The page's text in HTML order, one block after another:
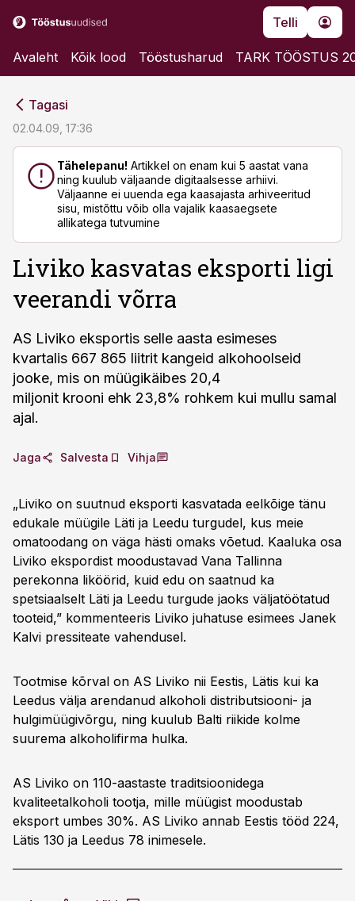
Telli
Avaleht Kõik lood Tööstusharud TARK TÖÖSTUS
Tagasi
02.04.09, 17:36
Tähelepanu! Artikkel on enam kui 5 aastat vana
ning kuulub väljaande digitaalsesse arhiivi.
Väljaanne ei uuenda ega kaasajasta arhiveeritud
sisu, mistõttu võib olla vajalik kaasaegsete
allikatega tutvumine
Liviko kasvatas eksporti ligi
veerandi võrra
AS Liviko eksportis selle aasta esimeses
kvartalis 667 865 liitrit kangeid alkohoolseid
jooke, mis on müügikäibes 20,4
miljonit krooni ehk 23,8% rohkem kui mullu samal
ajal.
Jaga Salvesta Vihja
„Liviko on suutnud eksporti kasvatada eelkõige tänu
edukale müügile Läti ja Leedu turgudel, kus meie
omatoodang on väga hästi omaks võetud. Kaaluka osa
Liviko ekspordist moodustavad Vana Tallinna
perekonna liköörid, kuid edu on saatnud ka
spetsiaalselt Läti ja Leedu turgude jaoks väljatöötatud
tooteid,” kommenteeris Liviko juhatuse esimees Janek
Kalvi pressiteate vahendusel.
Tootmise kõrval on AS Liviko nii Eestis, Lätis kui ka
Leedus välja arendanud alkoholi distributsiooni- ja
hulgimüügivõrgu, ning kuulub Balti riikide kolme
suurema alkoholifirma hulka.
AS Liviko on 110-aastaste traditsioonidega
kvaliteetalkoholi tootja, mille müügist moodustab
eksport umbes 30%. AS Liviko annab Eestis tööd 224,
Lätis 130 ja Leedus 78 inimesele.